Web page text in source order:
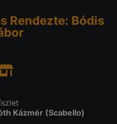
Rendezte: Bódis
Kázmér (Scabello)